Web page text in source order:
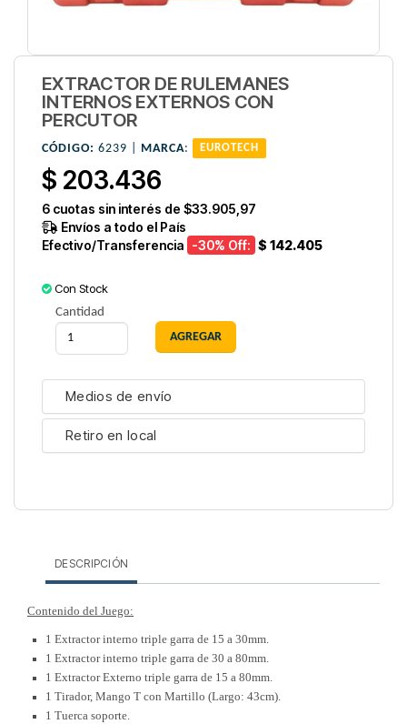
EXTRACTOR DE RULEMANES
INTERNOS EXTERNOS CON
PERCUTOR
CÓDIGO: 6239 | MARCA: EUROTECH
$ 203.436
6 cuotas sin interés de $33.905,97
Envíos a todo el País
Efectivo/Transferencia -30% Off: $ 142.405
Con Stock
Cantidad
Medios de envío
Retiro en local
DESCRIPCIÓN
Contenido del Juego:
1 Extractor interno triple garra de 15 a 30mm.
1 Extractor interno triple garra de 30 a 80mm.
1 Extractor Externo triple garra de 15 a 80mm.
1 Tirador, Mango T con Martillo (Largo: 43cm).
1 Tuerca soporte.